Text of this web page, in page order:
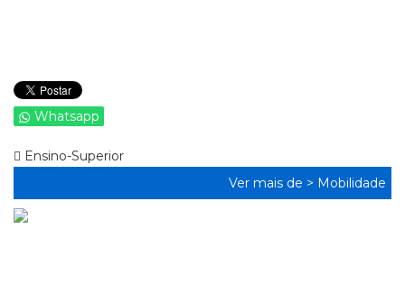
Whatsapp
Ensino-Superior
Ver mais de > Mobilidade